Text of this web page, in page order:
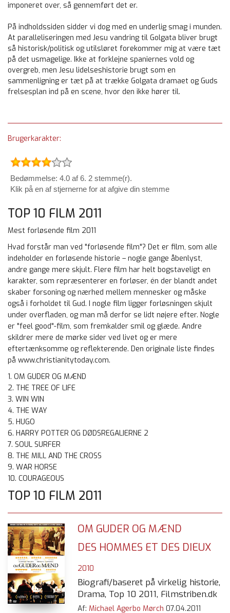
imponeret over, så gennemført det er.
På indholdssiden sidder vi dog med en underlig smag i munden.
At paralleliseringen med Jesu vandring til Golgata bliver brugt
så historisk/politisk og utilsløret forekommer mig at være tæt
på det usmagelige. Ikke at forklejne spaniernes vold og
overgreb, men Jesu lidelseshistorie brugt som en
sammenligning er tæt på at trække Golgata dramaet og Guds
frelsesplan ind på en scene, hvor den ikke hører til.
Brugerkarakter:
Bedømmelse: 4.0 af 6. 2 stemme(r).
Klik på en af stjernerne for at afgive din stemme
TOP 10 FILM 2011
Mest forløsende film 2011
Hvad forstår man ved "forløsende film"? Det er film, som alle
indeholder en forløsende historie – nogle gange åbenlyst,
andre gange mere skjult. Flere film har helt bogstaveligt en
karakter, som repræsenterer en forløser, én der blandt andet
skaber forsoning og nærhed mellem mennesker og måske
også i forholdet til Gud. I nogle film ligger forløsningen skjult
under overfladen, og man må derfor se lidt nøjere efter. Nogle
er "feel good"-film, som fremkalder smil og glæde. Andre
skildrer mere de mørke sider ved livet og er mere
eftertænksomme og reflekterende. Den originale liste findes
på www.christianitytoday.com.
1. OM GUDER OG MÆND
2. THE TREE OF LIFE
3. WIN WIN
4. THE WAY
5. HUGO
6. HARRY POTTER OG DØDSREGALIERNE 2
7. SOUL SURFER
8. THE MILL AND THE CROSS
9. WAR HORSE
10. COURAGEOUS
TOP 10 FILM 2011
OM GUDER OG MÆND
DES HOMMES ET DES DIEUX
2010
Biografi/baseret på virkelig historie,
Drama, Top 10 2011, Filmstriben.dk
Af: Michael Agerbo Mørch 07.04.2011